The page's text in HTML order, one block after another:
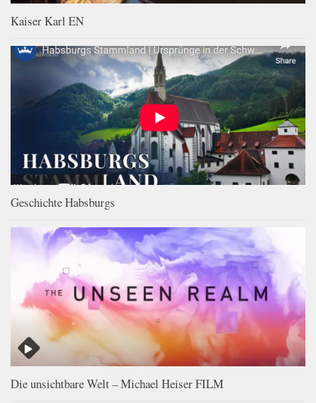
Kaiser Karl EN
Geschichte Habsburgs
Die unsichtbare Welt – Michael Heiser FILM